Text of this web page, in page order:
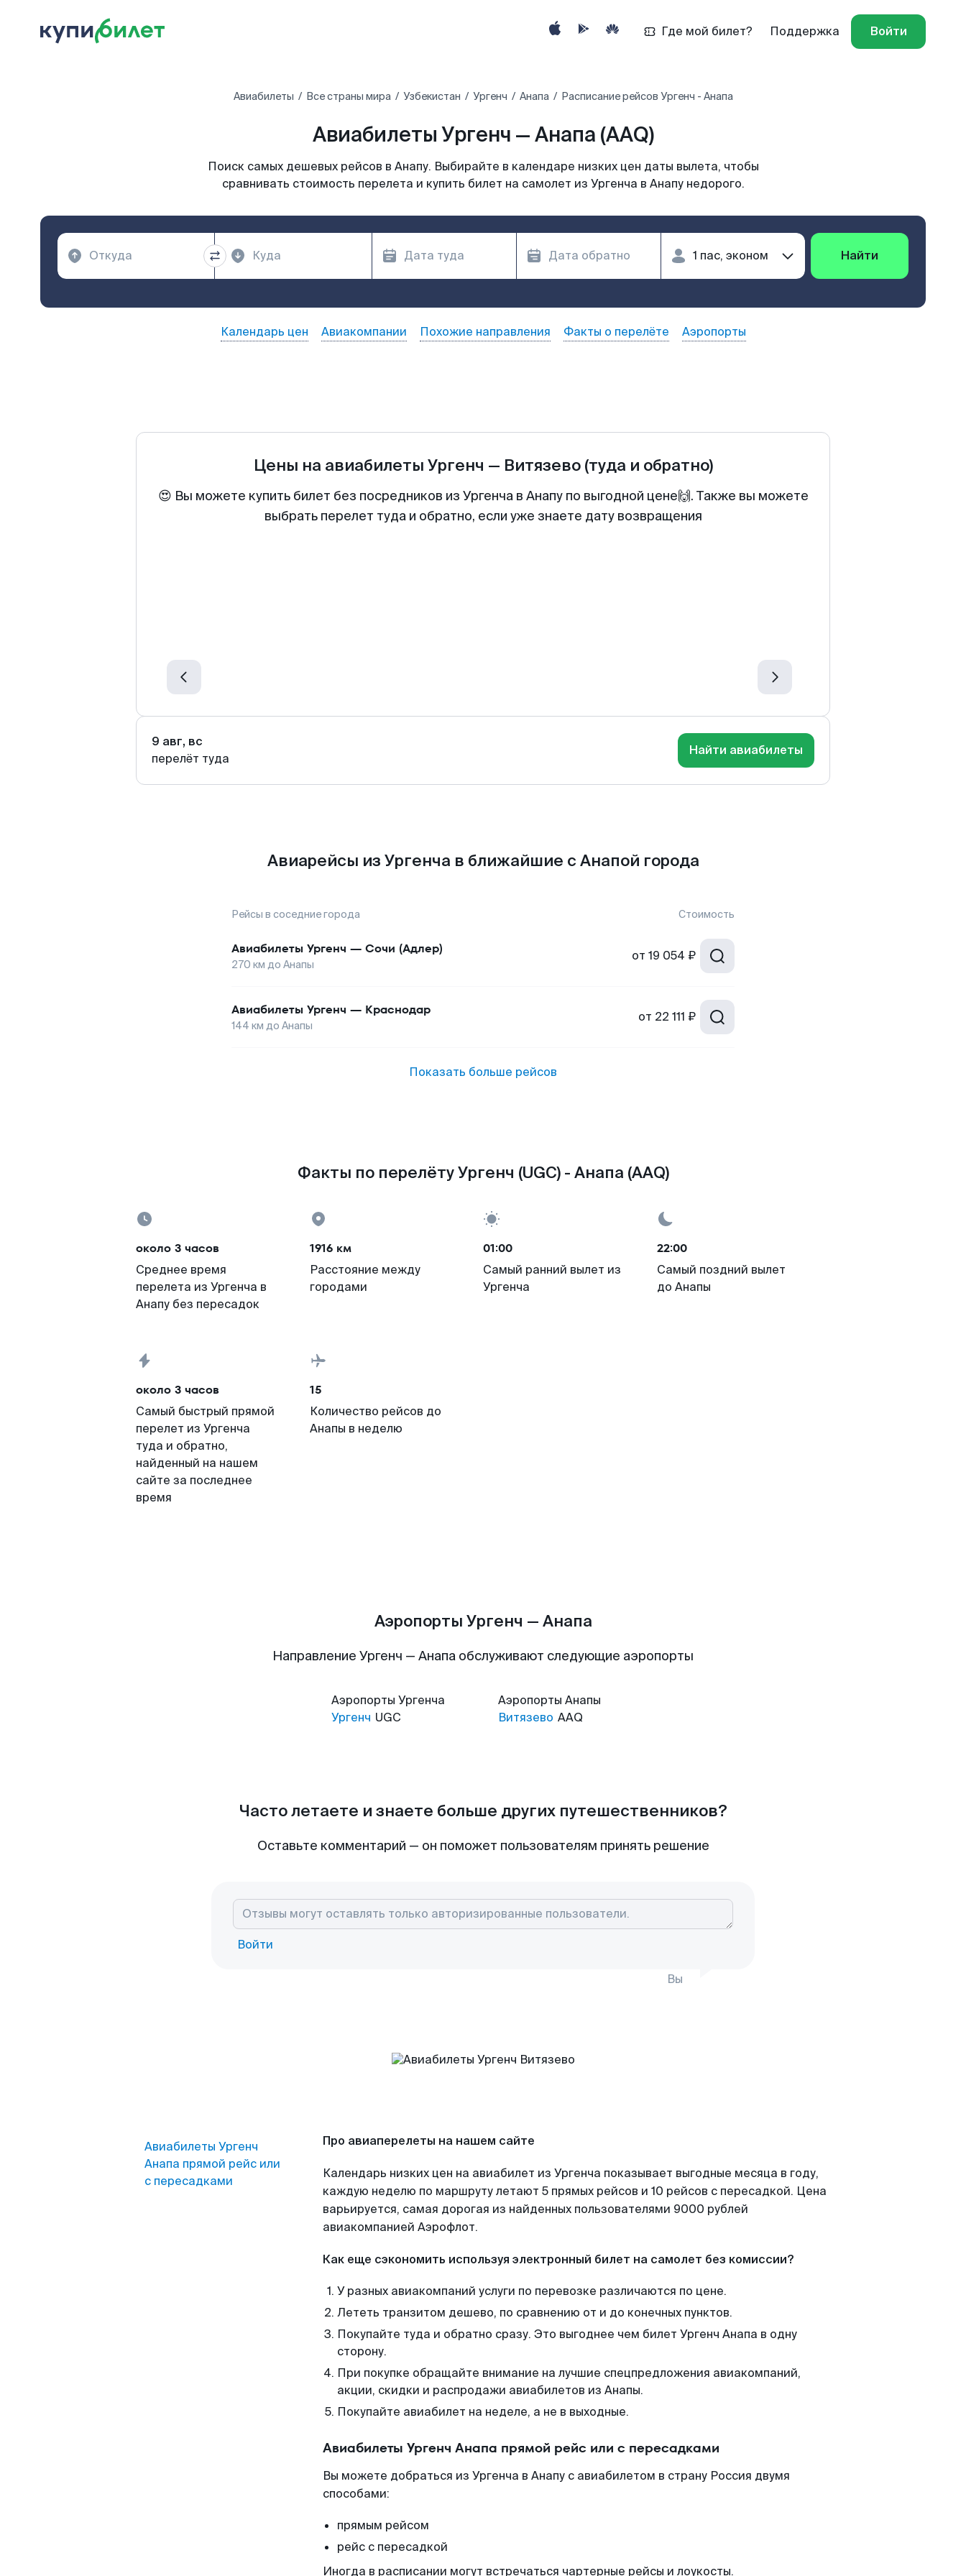
Где мой билет? Поддержка Войти
Авиабилеты Все страны мира Узбекистан Ургенч Анапа Расписание рейсов Ургенч - Анапа
Авиабилеты Ургенч — Анапа (AAQ)
Поиск самых дешевых рейсов в Анапу. Выбирайте в календаре низких цен даты вылета, чтобы
сравнивать стоимость перелета и купить билет на самолет из Ургенча в Анапу недорого.
Найти
Календарь цен Авиакомпании Похожие направления Факты о перелёте Аэропорты
Цены на авиабилеты Ургенч — Витязево (туда и обратно)
😍 Вы можете купить билет без посредников из Ургенча в Анапу по выгодной цене🙌. Также вы можете
выбрать перелет туда и обратно, если уже знаете дату возвращения
9 авг, вс
перелёт туда
Найти авиабилеты
Авиарейсы из Ургенча в ближайшие с Анапой города
Рейсы в соседние города Стоимость
Авиабилеты Ургенч — Сочи (Адлер)
270 км до Анапы
от 19 054 ₽
Авиабилеты Ургенч — Краснодар
144 км до Анапы
от 22 111 ₽
Показать больше рейсов
Факты по перелёту Ургенч (UGC) - Анапа (AAQ)
около 3 часов
Среднее время
перелета из Ургенча в
Анапу без пересадок
1916 км
Расстояние между
городами
01:00
Самый ранний вылет из
Ургенча
22:00
Самый поздний вылет
до Анапы
около 3 часов
Самый быстрый прямой
перелет из Ургенча
туда и обратно,
найденный на нашем
сайте за последнее
время
15
Количество рейсов до
Анапы в неделю
Аэропорты Ургенч — Анапа
Направление Ургенч — Анапа обслуживают следующие аэропорты
Аэропорты Ургенча
Ургенч UGC
Аэропорты Анапы
Витязево AAQ
Часто летаете и знаете больше других путешественников?
Оставьте комментарий — он поможет пользователям принять решение
Войти
Вы
Авиабилеты Ургенч
Анапа прямой рейс или
с пересадками
Про авиаперелеты на нашем сайте
Календарь низких цен на авиабилет из Ургенча показывает выгодные месяца в году,
каждую неделю по маршруту летают 5 прямых рейсов и 10 рейсов с пересадкой. Цена
варьируется, самая дорогая из найденных пользователями 9000 рублей
авиакомпанией Аэрофлот.
Как еще сэкономить используя электронный билет на самолет без комиссии?
У разных авиакомпаний услуги по перевозке различаются по цене.
Лететь транзитом дешево, по сравнению от и до конечных пунктов.
Покупайте туда и обратно сразу. Это выгоднее чем билет Ургенч Анапа в одну
сторону.
При покупке обращайте внимание на лучшие спецпредложения авиакомпаний,
акции, скидки и распродажи авиабилетов из Анапы.
Покупайте авиабилет на неделе, а не в выходные.
Авиабилеты Ургенч Анапа прямой рейс или с пересадками
Вы можете добраться из Ургенча в Анапу с авиабилетом в страну Россия двумя
способами:
прямым рейсом
рейс с пересадкой
Иногда в расписании могут встречаться чартерные рейсы и лоукосты.